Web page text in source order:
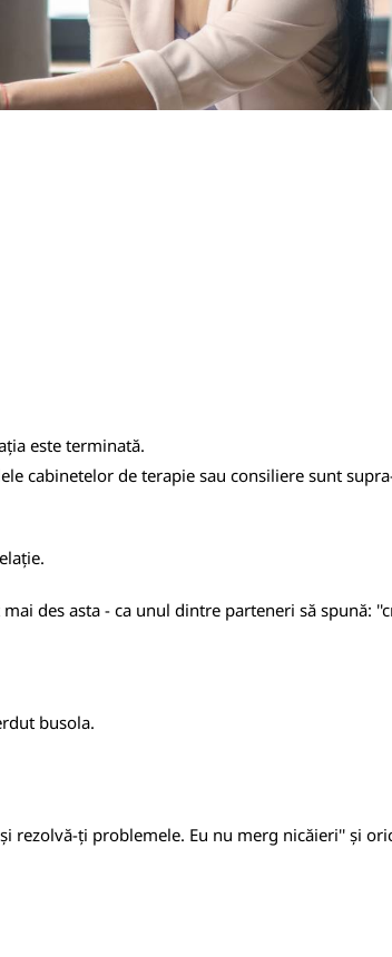
este terminată.
cabinetelor de terapie sau consiliere sunt
des asta - ca unul dintre parteneri să spună:
busola.
rezolvă-ți problemele. Eu nu merg nicăieri'' și